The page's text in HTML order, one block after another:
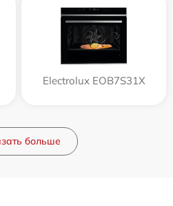
Electrolux EOB7S31X
больше